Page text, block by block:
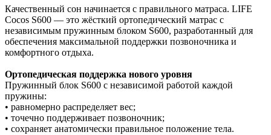
Качественный сон начинается с правильного матраса. LIFE
Cocos S600 — это жёсткий ортопедический матрас с
независимым пружинным блоком S600, разработанный для
обеспечения максимальной поддержки позвоночника и
комфортного отдыха.
Ортопедическая поддержка нового уровня
Пружинный блок S600 с независимой работой каждой
пружины:
• равномерно распределяет вес;
• точечно поддерживает позвоночник;
• сохраняет анатомически правильное положение тела.